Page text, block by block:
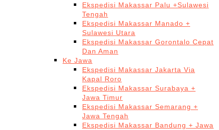
Ekspedisi Makassar Palu +Sulawesi
Tengah
Ekspedisi Makassar Manado +
Sulawesi Utara
Ekspedisi Makassar Gorontalo Cepat
Dan Aman
Ke Jawa
Ekspedisi Makassar Jakarta Via
Kapal Roro
Ekspedisi Makassar Surabaya +
Jawa Timur
Ekspedisi Makassar Semarang +
Jawa Tengah
Ekspedisi Makassar Bandung + Jawa